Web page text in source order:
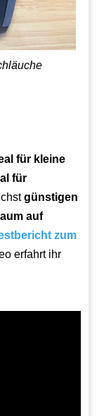
für kleine
für
günstigen
auf
zum
erfahrt ihr